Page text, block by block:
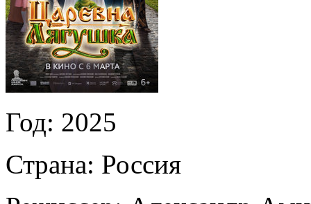
Год: 2025
Страна: Россия